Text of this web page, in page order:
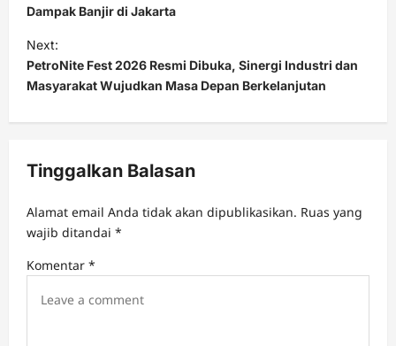
s
t
n
a
v
g
a
t
i
Dampak Banjir di Jakarta
Next:
PetroNite Fest 2026 Resmi Dibuka, Sinergi Industri dan
Masyarakat Wujudkan Masa Depan Berkelanjutan
Tinggalkan Balasan
Alamat email Anda tidak akan dipublikasikan. Ruas yang
wajib ditandai *
Komentar *